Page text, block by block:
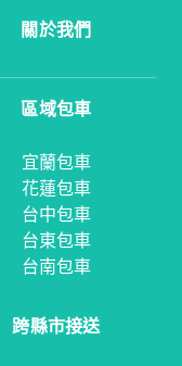
關於我們
區域包車
宜蘭包車
花蓮包車
台中包車
台東包車
台南包車
跨縣市接送